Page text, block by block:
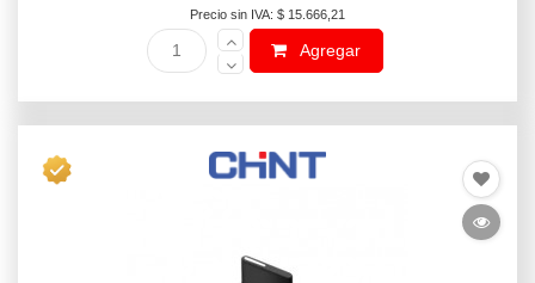
Precio sin IVA: $ 15.666,21
Agregar